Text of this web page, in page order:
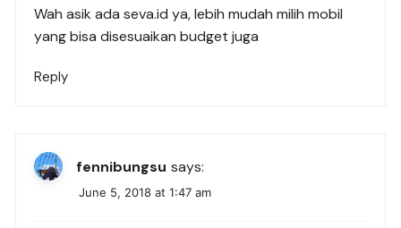
Wah asik ada seva.id ya, lebih mudah milih mobil
yang bisa disesuaikan budget juga
Reply
fennibungsu says:
June 5, 2018 at 1:47 am